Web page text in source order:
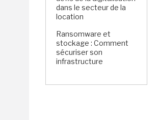
dans le secteur de la
location
Ransomware et
stockage : Comment
sécuriser son
infrastructure